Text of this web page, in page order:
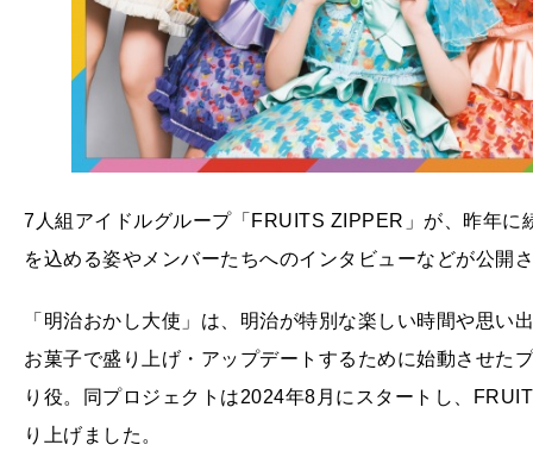
7人組アイドルグループ「FRUITS ZIPPER」が、昨年
を込める姿やメンバーたちへのインタビューなどが公開
「明治おかし大使」は、明治が特別な楽しい時間や思い
お菓子で盛り上げ・アップデートするために始動させた
り役。同プロジェクトは2024年8月にスタートし、
り上げました。